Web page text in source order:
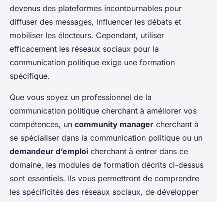
devenus des plateformes incontournables pour
diffuser des messages, influencer les débats et
mobiliser les électeurs. Cependant, utiliser
efficacement les réseaux sociaux pour la
communication politique exige une formation
spécifique.
Que vous soyez un professionnel de la
communication politique cherchant à améliorer vos
compétences, un community manager cherchant à
se spécialiser dans la communication politique ou un
demandeur d’emploi cherchant à entrer dans ce
domaine, les modules de formation décrits ci-dessus
sont essentiels. Ils vous permettront de comprendre
les spécificités des réseaux sociaux, de développer